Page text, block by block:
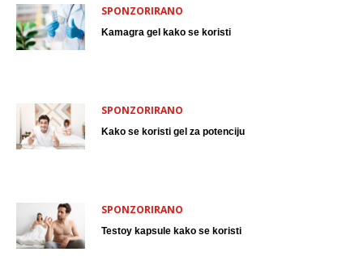
SPONZORIRANO
Kamagra gel kako se koristi
SPONZORIRANO
Kako se koristi gel za potenciju
SPONZORIRANO
Testoy kapsule kako se koristi